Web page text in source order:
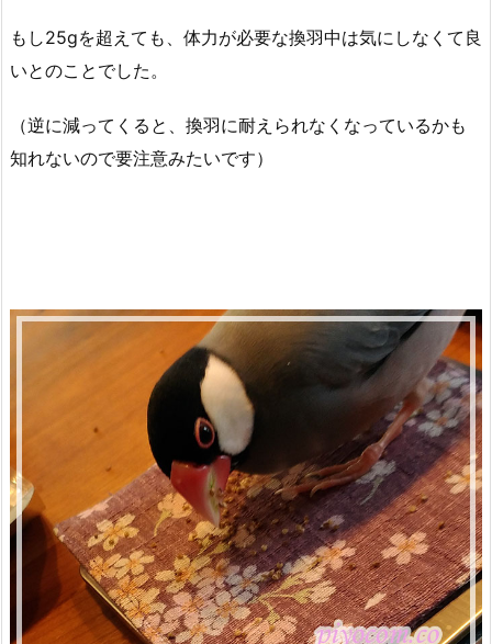
もし25gを超えても、体力が必要な換羽中は気にしなくて良
いとのことでした。
（逆に減ってくると、換羽に耐えられなくなっているかも
知れないので要注意みたいです）